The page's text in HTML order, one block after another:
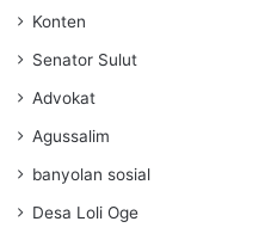
Konten
Senator Sulut
Advokat
Agussalim
banyolan sosial
Desa Loli Oge